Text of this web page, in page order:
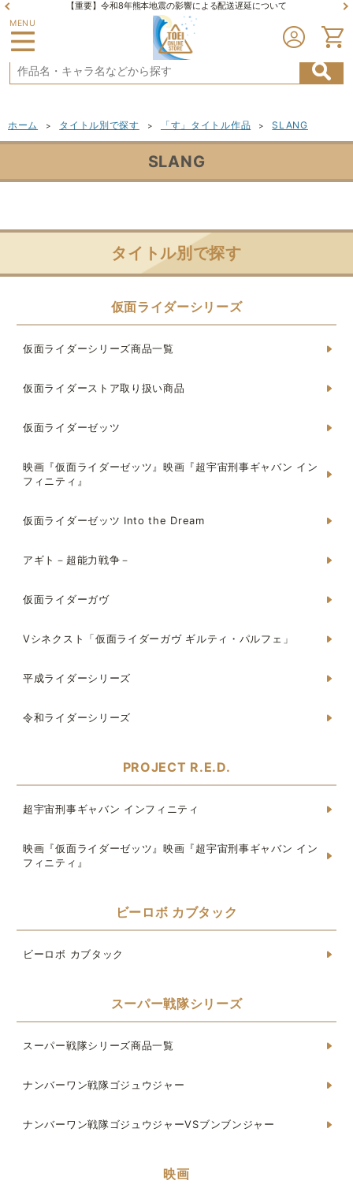
【重要】令和8年熊本地震の影響による配送遅延について
MENU
ホーム > タイトル別で探す > 「す」タイトル作品 > SLANG
SLANG
タイトル別で探す
仮面ライダーシリーズ
仮面ライダーシリーズ商品一覧
仮面ライダーストア取り扱い商品
仮面ライダーゼッツ
映画『仮面ライダーゼッツ』映画『超宇宙刑事ギャバン イン
フィニティ』
仮面ライダーゼッツ Into the Dream
アギト－超能力戦争－
仮面ライダーガヴ
Vシネクスト「仮面ライダーガヴ ギルティ・パルフェ」
平成ライダーシリーズ
令和ライダーシリーズ
PROJECT R.E.D.
超宇宙刑事ギャバン インフィニティ
映画『仮面ライダーゼッツ』映画『超宇宙刑事ギャバン イン
フィニティ』
ビーロボ カブタック
ビーロボ カブタック
スーパー戦隊シリーズ
スーパー戦隊シリーズ商品一覧
ナンバーワン戦隊ゴジュウジャー
ナンバーワン戦隊ゴジュウジャーVSブンブンジャー
映画